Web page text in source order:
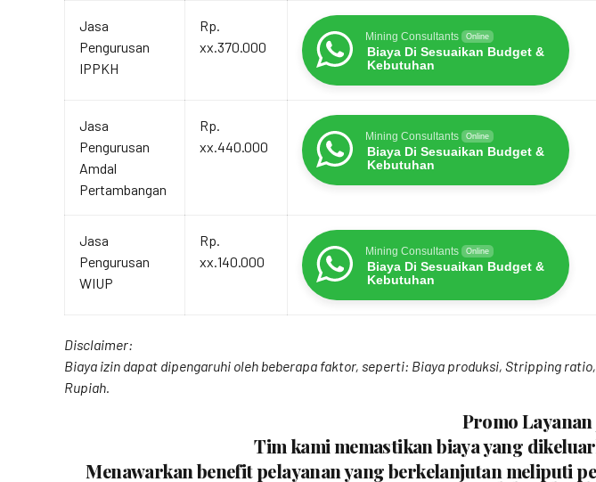
Jasa
Pengurusan
IPPKH
Rp.
xx.370.000
Mining Consultants Online
Biaya Di Sesuaikan Budget &
Kebutuhan
Jasa
Pengurusan
Amdal
Pertambangan
Rp.
xx.440.000
Mining Consultants Online
Biaya Di Sesuaikan Budget &
Kebutuhan
Jasa
Pengurusan
WIUP
Rp.
xx.140.000
Mining Consultants Online
Biaya Di Sesuaikan Budget &
Kebutuhan
Disclaimer:
Biaya izin dapat dipengaruhi oleh beberapa faktor, seperti: Biaya produksi, Stripping
Rupiah.
Promo Layanan
Tim kami memastikan biaya yang
Menawarkan benefit pelayanan yang berkelanjutan meliputi